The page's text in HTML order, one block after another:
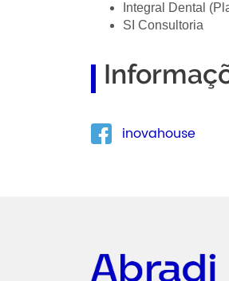
Integral Dental
SI Consultoria
inovahouse